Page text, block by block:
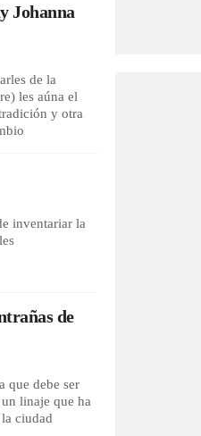
Johanna
de la
les aúna el
y otra
inventariar la
de
que debe ser
linaje que ha
ciudad